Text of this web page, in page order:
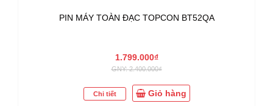
PIN MÁY TOÀN ĐẠC TOPCON BT52QA
1.799.000₫
GNY: 2.400.000₫
Chi tiết Giỏ hàng